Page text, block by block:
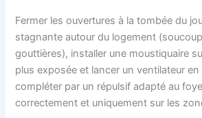
Fermer les ouvertures à la tombée du
stagnante autour du logement
gouttières), installer une moustiquaire
plus exposée et lancer un ventilateur
compléter par un répulsif adapté au
correctement et uniquement sur les